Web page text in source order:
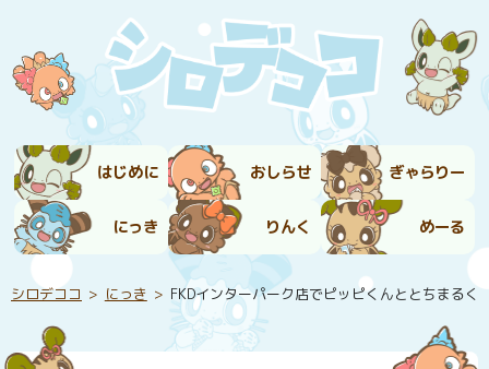
はじめに おしらせ ぎゃらりー
にっき りんく めーる
シロデココ にっき FKDインターパーク店でピッピくんととちまる